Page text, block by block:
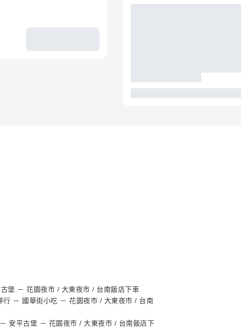
堡 － 花園夜市 / 大東夜市 / 台南飯店下車
－ 國華街小吃 － 花園夜市 / 大東夜市 / 台南
安平古堡 － 花園夜市 / 大東夜市 / 台南飯店下